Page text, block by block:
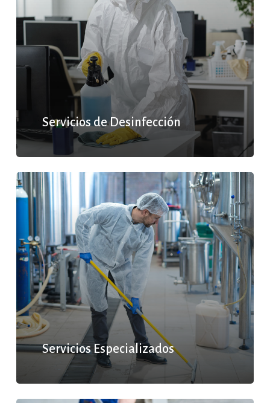
Servicios de Desinfección
Servicios Especializados